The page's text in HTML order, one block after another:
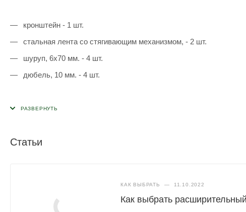
кронштейн - 1 шт.
стальная лента со стягивающим механизмом, - 2 шт.
шуруп, 6х70 мм. - 4 шт.
дюбель, 10 мм. - 4 шт.
Статьи
КАК ВЫБРАТЬ — 11.10.2022
Как выбрать